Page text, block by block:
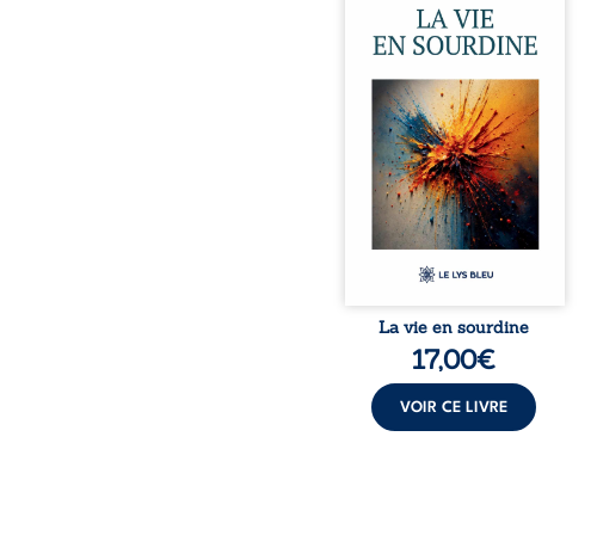
presque par hasard, et se sont
aimés simplement, persuadés
que la présence de l’autre
suffirait. Ils mènent une
existence modeste, rythmée
par le travail, la fatigue et les
silences. La mort de la mère de
Nina, chez qui ils vivent,
fragilise un équilibre déjà
précaire. Puis vient la
naissance de leur enfant, et le
basculement. ...
La vie en sourdine
17,00€
VOIR CE LIVRE